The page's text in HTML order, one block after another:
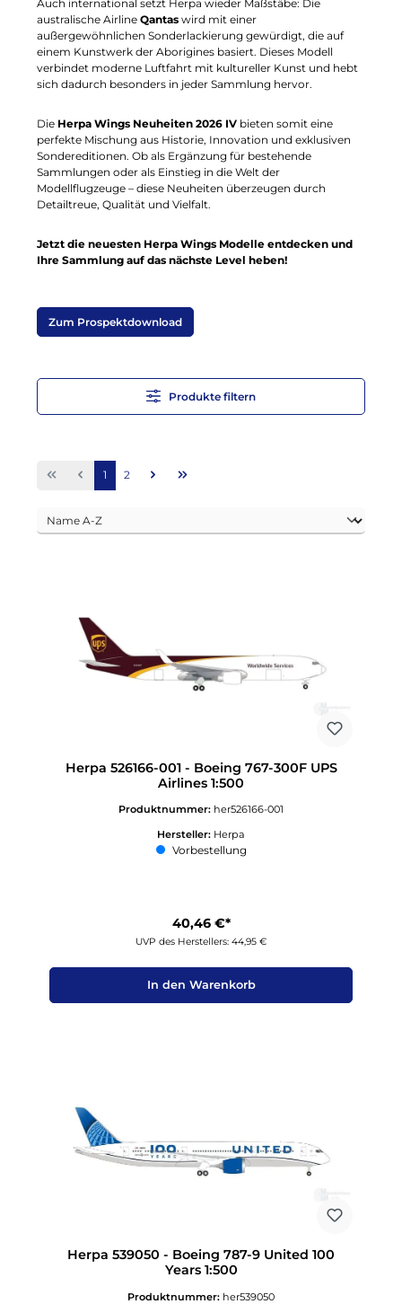
Auch international setzt Herpa wieder Maßstäbe: Die
australische Airline Qantas wird mit einer
außergewöhnlichen Sonderlackierung gewürdigt, die auf
einem Kunstwerk der Aborigines basiert. Dieses Modell
verbindet moderne Luftfahrt mit kultureller Kunst und hebt
sich dadurch besonders in jeder Sammlung hervor.
Die Herpa Wings Neuheiten 2026 IV bieten somit eine
perfekte Mischung aus Historie, Innovation und exklusiven
Sondereditionen. Ob als Ergänzung für bestehende
Sammlungen oder als Einstieg in die Welt der
Modellflugzeuge – diese Neuheiten überzeugen durch
Detailtreue, Qualität und Vielfalt.
Jetzt die neuesten Herpa Wings Modelle entdecken und
Ihre Sammlung auf das nächste Level heben!
Zum Prospektdownload
Produkte filtern
Seite
1 Seite
2
Herpa 526166-001 - Boeing 767-300F UPS
Airlines 1:500
Produktnummer: her526166-001
Hersteller: Herpa
Vorbestellung
40,46 €*
UVP des Herstellers: 44,95 €
In den Warenkorb
Herpa 539050 - Boeing 787-9 United 100
Years 1:500
Produktnummer: her539050